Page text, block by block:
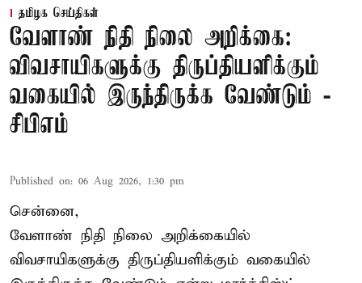
தமிழக செய்திகள்
வேளாண் நிதி நிலை அறிக்கை:
விவசாயிகளுக்கு திருப்தியளிக்கும்
வகையில் இருந்திருக்க வேண்டும் -
சிபிஎம்
Published on: 06 Aug 2026, 1:30 pm
சென்னை,
வேளாண் நிதி நிலை அறிக்கையில்
விவசாயிகளுக்கு திருப்தியளிக்கும் வகையில்